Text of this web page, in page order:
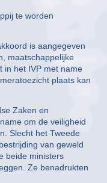
te worden
is aangegeven
maatschappelijke
in het IVP met name
plaats kan
Zaken en
om de veiligheid
Slecht het Tweede
van geweld
beide ministers
Ze benadrukten